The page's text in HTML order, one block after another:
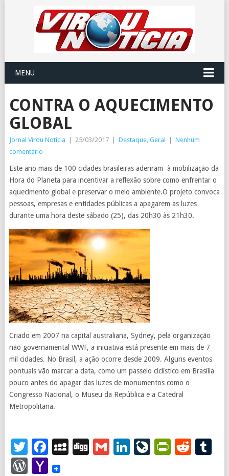
MENU
CONTRA O AQUECIMENTO
GLOBAL
Jornal Virou Notícia 25/03/2017 Destaque, Geral
Nenhum
comentário
Este ano mais de 100 cidades brasileiras aderiram à mobilização da
Hora do Planeta para incentivar a reflexão sobre como enfrentar o
aquecimento global e preservar o meio ambiente.O projeto convoca
pessoas, empresas e entidades públicas a apagarem as luzes
durante uma hora deste sábado (25), das 20h30 às 21h30.
Criado em 2007 na capital australiana, Sydney, pela organização
não governamental WWF, a iniciativa está presente em mais de 7
mil cidades. No Brasil, a ação ocorre desde 2009. Alguns eventos
pontuais vão marcar a data, como um passeio ciclístico em Brasília
pouco antes do apagar das luzes de monumentos como o
Congresso Nacional, o Museu da República e a Catedral
Metropolitana.
Twitter
Facebook
MySpace
DiggGmailLinkedIn
WordPress
Yahoo